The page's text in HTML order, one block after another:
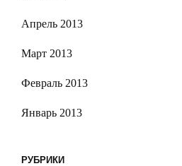
Апрель 2013
Март 2013
Февраль 2013
Январь 2013
РУБРИКИ